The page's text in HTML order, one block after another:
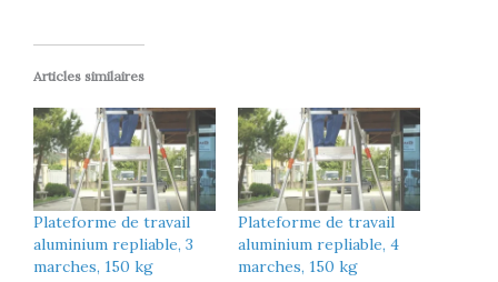
Articles similaires
Plateforme de travail
aluminium repliable, 3
marches, 150 kg
Plateforme de travail
aluminium repliable, 4
marches, 150 kg